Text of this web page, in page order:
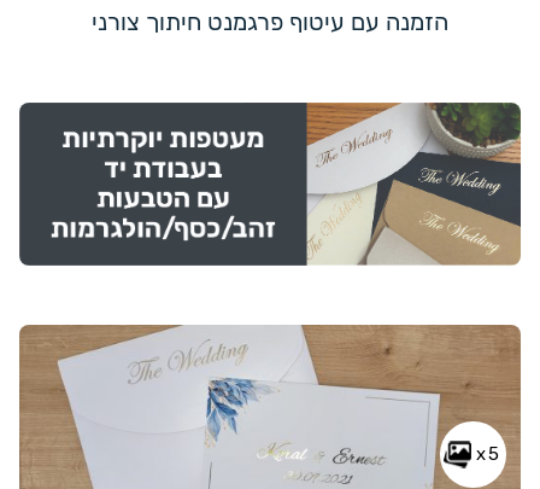
הזמנה עם עיטוף פרגמנט חיתוך צורני
x5